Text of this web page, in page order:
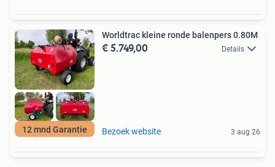
12 mnd Garantie
Worldtrac kleine ronde balenpers 0.80M
€ 5.749,00 Details
Bezoek website 3 aug 26